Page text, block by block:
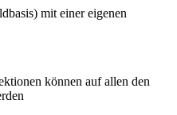
mit einer eigenen
können auf allen den